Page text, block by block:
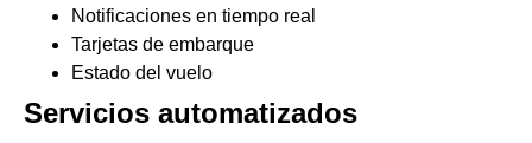
Notificaciones en tiempo real
Tarjetas de embarque
Estado del vuelo
Servicios automatizados